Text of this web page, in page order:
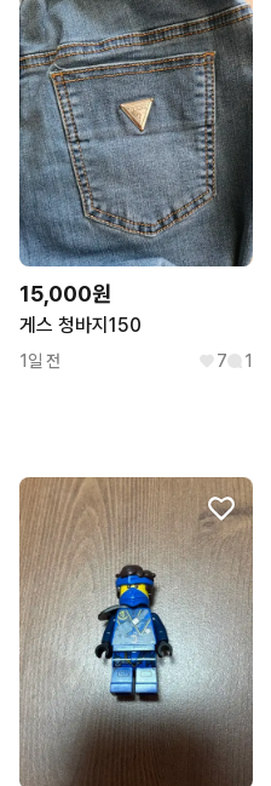
15,000원
게스 청바지150
1일 전 7 1